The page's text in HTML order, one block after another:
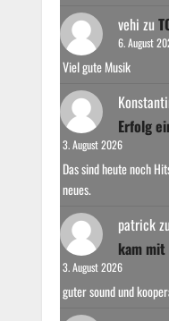
vehi zu
6. August
Viel gute Musik
Erfolg
3. August 2026
Das sind heute noch
neues.
patrickzu
kam mit
3. August 2026
guter sound und